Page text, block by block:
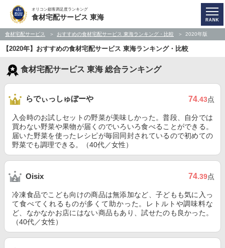
オリコン顧客満足度ランキング
食材宅配サービス 東海
食材宅配サービス おすすめの食材宅配サービス 東海ランキング・比較 2020年版
【2020年】おすすめの食材宅配サービス 東海ランキング・比較
食材宅配サービス 東海 総合ランキング
らでぃっしゅぼーや 74.43点
入会時のお試しセットの野菜が美味しかった。普段、自分では
買わない野菜や果物が届くのでいろいろ食べることができる。
届いた野菜を使ったレシピが毎回同封されているので初めての
野菜でも調理できる。（40代／女性）
Oisix 74.39点
冷凍食品でこども向けの商品は無添加など、子どもも気に入っ
て食べてくれるものが多くて助かった。レトルトや調味料な
ど、なかなかお店にはない商品もあり、試せたのも良かった。
（40代／女性）